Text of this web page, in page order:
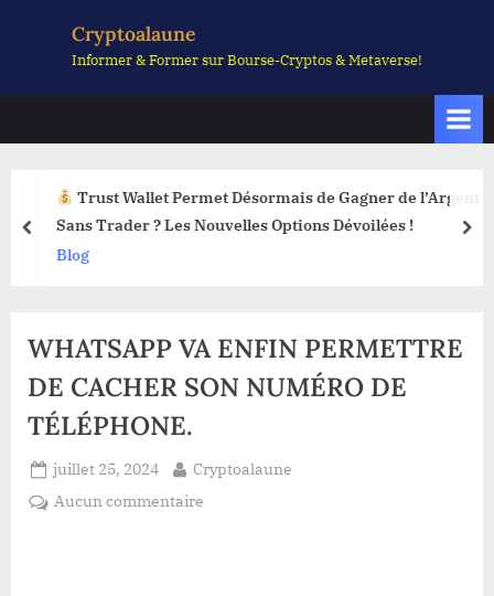
Cryptoalaune
Informer & Former sur Bourse-Cryptos & Metaverse!
Trust Wallet Permet Désormais de Gagner de l’Argent
Sans Trader ? Les Nouvelles Options Dévoilées !
Blog
prev
WHATSAPP VA ENFIN PERMETTRE
DE CACHER SON NUMÉRO DE
TÉLÉPHONE.
Posted
on
juillet 25, 2024 By
Cryptoalaune
Aucun commentaire